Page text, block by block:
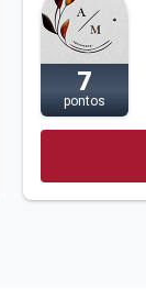
7
pontos